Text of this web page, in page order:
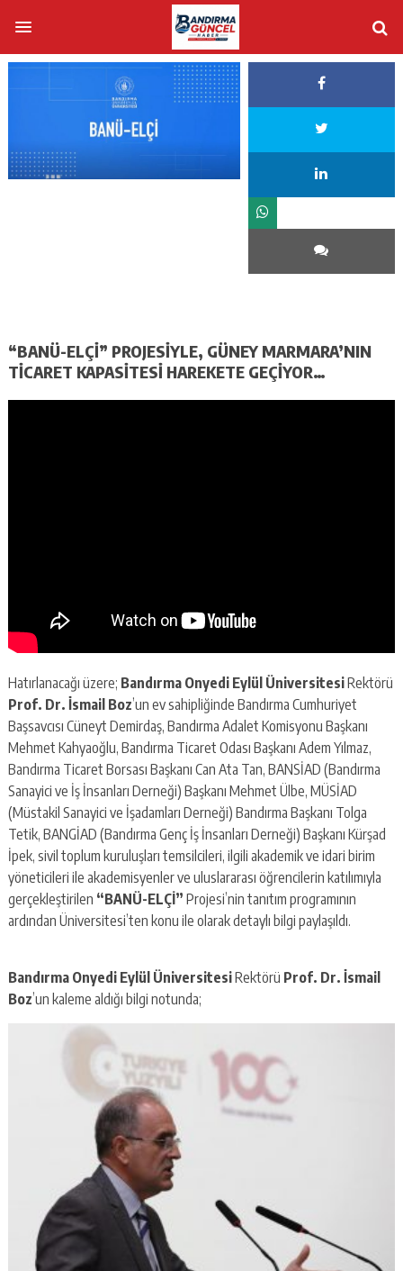
“BANÜ-ELÇİ” PROJESİYLE, GÜNEY MARMARA’NIN
TİCARET KAPASİTESİ HAREKETE GEÇİYOR…
Hatırlanacağı üzere; Bandırma Onyedi Eylül ÜniversitesiRektörü
Prof. Dr. İsmail Boz’un ev sahipliğinde Bandırma Cumhuriyet
Başsavcısı Cüneyt Demirdaş, Bandırma Adalet Komisyonu Başkanı
Mehmet Kahyaoğlu, Bandırma Ticaret Odası Başkanı Adem Yılmaz,
Bandırma Ticaret Borsası Başkanı Can Ata Tan, BANSİAD (Bandırma
Sanayici ve İş İnsanları Derneği) Başkanı Mehmet Ülbe, MÜSİAD
(Müstakil Sanayici ve İşadamları Derneği) Bandırma Başkanı Tolga
Tetik, BANGİAD (Bandırma Genç İş İnsanları Derneği) Başkanı Kürşad
İpek, sivil toplum kuruluşları temsilcileri, ilgili akademik ve idari birim
yöneticileri ile akademisyenler ve uluslararası öğrencilerin katılımıyla
gerçekleştirilen “BANÜ-ELÇİ” Projesi’nin tanıtım programının
ardından Üniversitesi’ten konu ile olarak detaylı bilgi paylaşıldı.
Bandırma Onyedi Eylül ÜniversitesiRektörü Prof. Dr. İsmail
Boz’un kaleme aldığı bilgi notunda;